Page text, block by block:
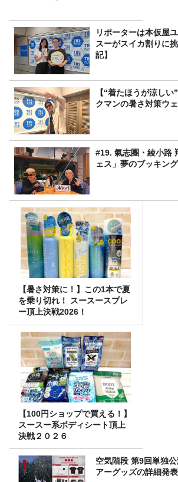
リポーターは本仮屋
スーがスイカ割りに
記】
【“着たほうが涼し
クマンの暑さ対策ウ
#19. 氣志團・綾小路
ェス」夢のブッキン
【暑さ対策に！】この1本で夏
を乗り切れ！ スースースプレ
ー頂上決戦2026！
【100円ショップで買える！】
スースー系ボディシート頂上
決戦２０２６
空気階段 第9回単独
アーグッズの詳細発表